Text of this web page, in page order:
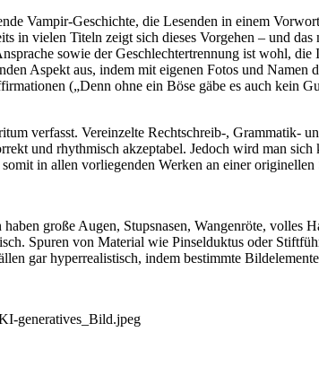
Vampir-Geschichte, die Lesenden in einem
in vielen Titeln zeigt sich dieses Vorgehen – und
sowie der Geschlechtertrennung ist wohl,
Aspekt aus, indem mit eigenen Fotos und
(„Denn ohne ein Böse gäbe es auch kein
verfasst. Vereinzelte Rechtschreib-, Grammatik-
und rhythmisch akzeptabel. Jedoch wird man
in allen vorliegenden Werken an einer originellen
große Augen, Stupsnasen, Wangenröte, volles
Spuren von Material wie Pinselduktus oder
gar hyperrealistisch, indem bestimmte